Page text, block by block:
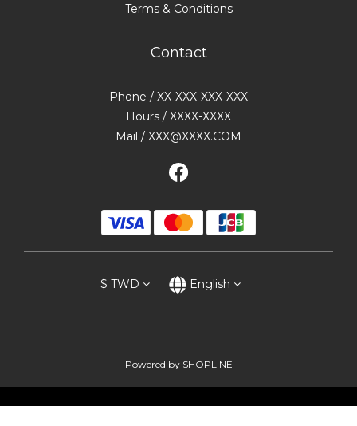
Terms & Conditions
Contact
Phone / XX-XXX-XXX-XXX
Hours / XXXX-XXXX
Mail / XXX@XXXX.COM
$ TWD English
Powered by SHOPLINE